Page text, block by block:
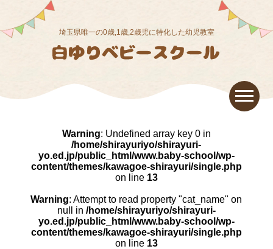
埼玉県唯一の0歳,1歳,2歳児に特化した幼児教室
Warning: Undefined array key 0 in
/home/shirayuriyo/shirayuri-
yo.ed.jp/public_html/www.baby-school/wp-
content/themes/kawagoe-shirayuri/single.php
on line 13
Warning: Attempt to read property "cat_name" on
null in /home/shirayuriyo/shirayuri-
yo.ed.jp/public_html/www.baby-school/wp-
content/themes/kawagoe-shirayuri/single.php
on line 13